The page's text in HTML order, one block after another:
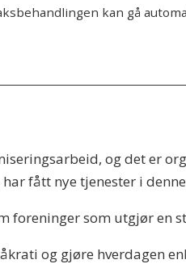
kan gå
og det er
fått nye tjenester i
foreninger som utgjør en
og gjøre hverdagen